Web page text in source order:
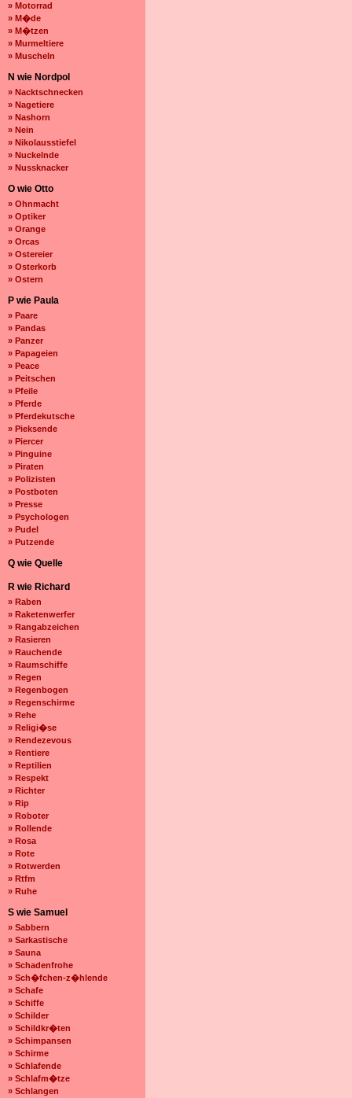
» Motorrad
» M�de
» M�tzen
» Murmeltiere
» Muscheln
N wie Nordpol
» Nacktschnecken
» Nagetiere
» Nashorn
» Nein
» Nikolausstiefel
» Nuckelnde
» Nussknacker
O wie Otto
» Ohnmacht
» Optiker
» Orange
» Orcas
» Ostereier
» Osterkorb
» Ostern
P wie Paula
» Paare
» Pandas
» Panzer
» Papageien
» Peace
» Peitschen
» Pfeile
» Pferde
» Pferdekutsche
» Pieksende
» Piercer
» Pinguine
» Piraten
» Polizisten
» Postboten
» Presse
» Psychologen
» Pudel
» Putzende
Q wie Quelle
R wie Richard
» Raben
» Raketenwerfer
» Rangabzeichen
» Rasieren
» Rauchende
» Raumschiffe
» Regen
» Regenbogen
» Regenschirme
» Rehe
» Religi�se
» Rendezevous
» Rentiere
» Reptilien
» Respekt
» Richter
» Rip
» Roboter
» Rollende
» Rosa
» Rote
» Rotwerden
» Rtfm
» Ruhe
S wie Samuel
» Sabbern
» Sarkastische
» Sauna
» Schadenfrohe
» Sch�fchen-z�hlende
» Schafe
» Schiffe
» Schilder
» Schildkr�ten
» Schimpansen
» Schirme
» Schlafende
» Schlafm�tze
» Schlangen